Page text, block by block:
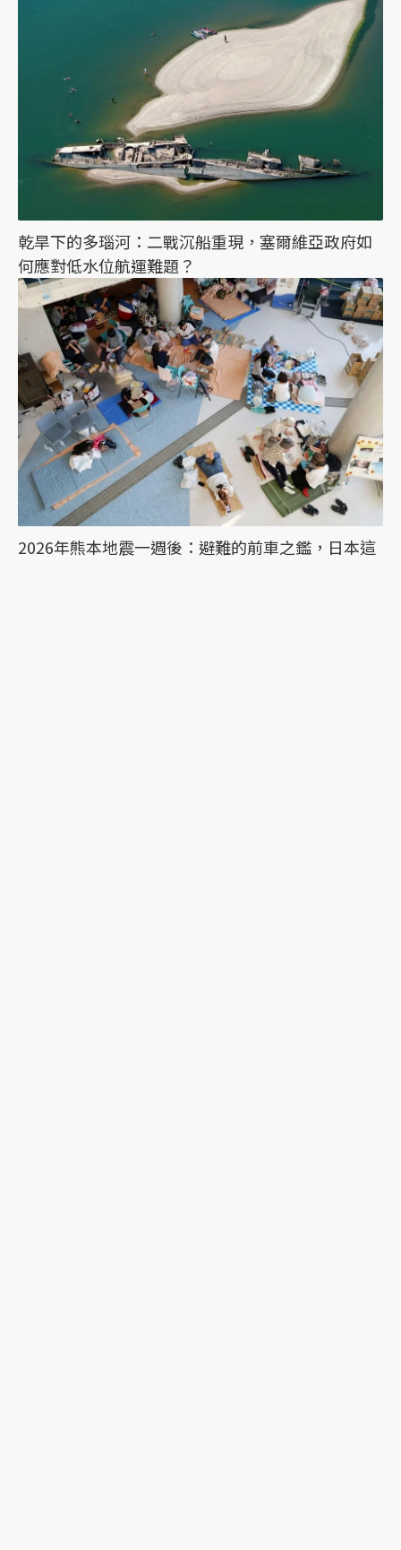
乾旱下的多瑙河：二戰沉船重現，塞爾維亞政府如
何應對低水位航運難題？
2026年熊本地震一週後：避難的前車之鑑，日本這